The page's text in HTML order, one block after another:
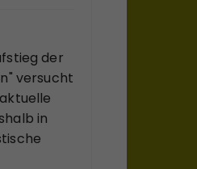
der
versucht
in